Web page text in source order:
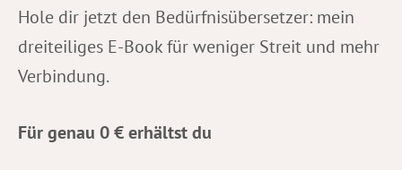
Hole dir jetzt den Bedürfnisübersetzer: mein
dreiteiliges E-Book für weniger Streit und mehr
Verbindung.
Für genau 0 € erhältst du